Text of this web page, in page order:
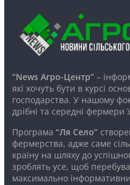
“News Агро-Центр”–
які хочуть бути в курсі
господарства. У нашому
дрібні та середні фермери
Програма “Ля Село”
фермерства, адже саме
країну на шляху до
зроблять усе, щоб
максимально